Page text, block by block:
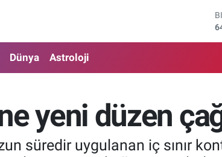
Dünya Astroloji
yeni düzen
süredir uygulanan iç sınır